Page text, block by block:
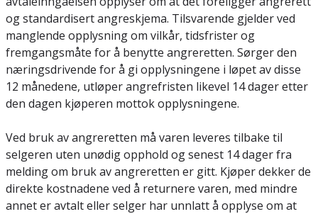
og standardisert angreskjema. Tilsvarende gjelder ved
manglende opplysning om vilkår, tidsfrister og
fremgangsmåte for å benytte angreretten. Sørger den
næringsdrivende for å gi opplysningene i løpet av disse
12 månedene, utløper angrefristen likevel 14 dager etter
den dagen kjøperen mottok opplysningene.
Ved bruk av angreretten må varen leveres tilbake til
selgeren uten unødig opphold og senest 14 dager fra
melding om bruk av angreretten er gitt. Kjøper dekker de
direkte kostnadene ved å returnere varen, med mindre
annet er avtalt eller selger har unnlatt å opplyse om at